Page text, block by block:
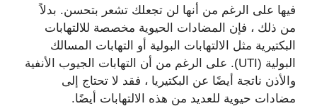
فيها على الرغم من أنها لن تجعلك تشعر بتحسن. بدلاً
من ذلك ، فإن المضادات الحيوية مخصصة للالتهابات
البكتيرية مثل الالتهابات البولية أو التهابات المسالك
البولية (UTI). على الرغم من أن التهابات الجيوب الأنفية
والأذن ناتجة أيضًا عن البكتيريا ، فقد لا تحتاج إلى
مضادات حيوية للعديد من هذه الالتهابات أيضًا.